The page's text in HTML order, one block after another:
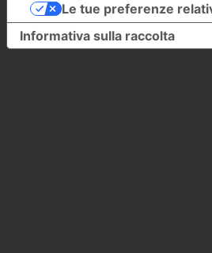
Informativa sulla raccolta
Le tue preferenze